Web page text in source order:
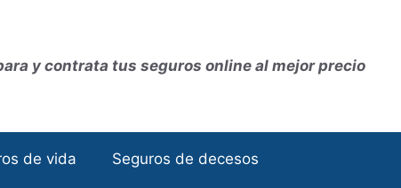
y contrata tus seguros online al mejor precio
de vida Seguros de decesos